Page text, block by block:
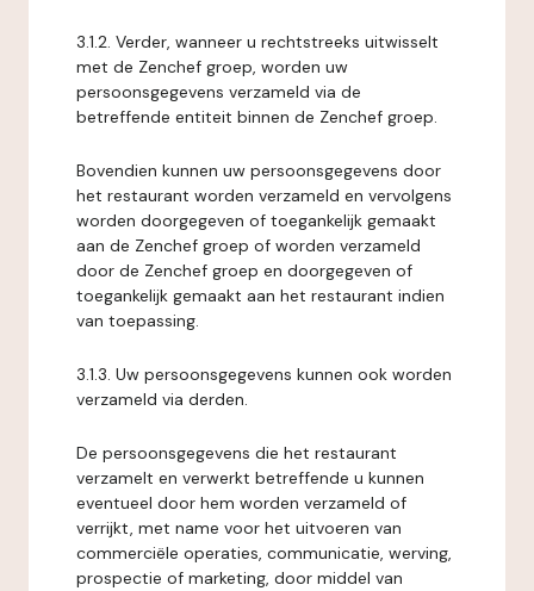
3.1.2. Verder, wanneer u rechtstreeks uitwisselt
met de Zenchef groep, worden uw
persoonsgegevens verzameld via de
betreffende entiteit binnen de Zenchef groep.
Bovendien kunnen uw persoonsgegevens door
het restaurant worden verzameld en vervolgens
worden doorgegeven of toegankelijk gemaakt
aan de Zenchef groep of worden verzameld
door de Zenchef groep en doorgegeven of
toegankelijk gemaakt aan het restaurant indien
van toepassing.
3.1.3. Uw persoonsgegevens kunnen ook worden
verzameld via derden.
De persoonsgegevens die het restaurant
verzamelt en verwerkt betreffende u kunnen
eventueel door hem worden verzameld of
verrijkt, met name voor het uitvoeren van
commerciële operaties, communicatie, werving,
prospectie of marketing, door middel van